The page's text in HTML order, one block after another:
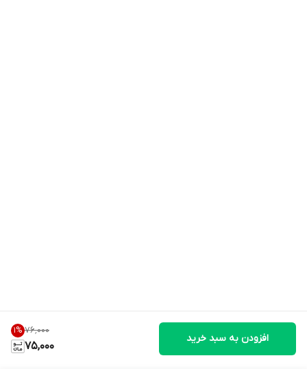
۷۶٬۰۰۰ 1%
75,000
افزودن به سبد خرید